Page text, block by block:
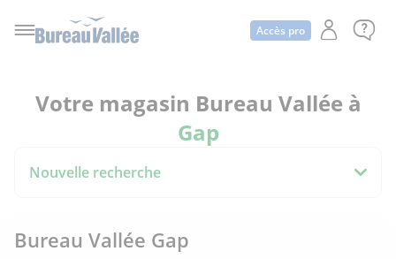
Accès pro
Votre magasin Bureau Vallée à
Gap
Nouvelle recherche
Bureau Vallée Gap